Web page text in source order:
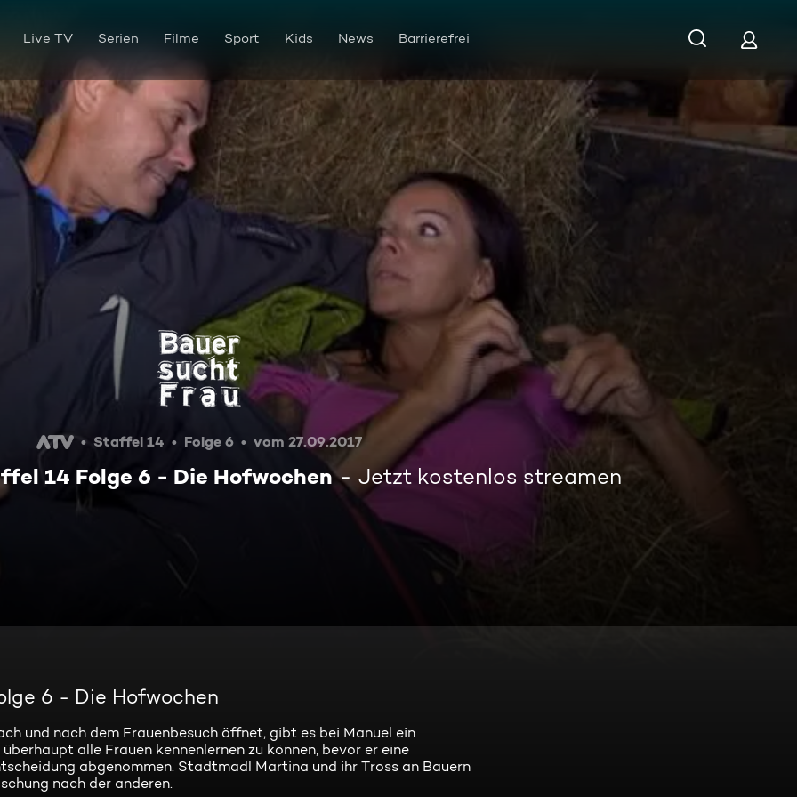
Live TV Serien Filme Sport Kids News Barrierefrei
Bauer sucht Frau Staffel 14 Folge 6 - Die Hofwochen
Staffel 14 Folge 6 vom 27.09.2017
14 Folge 6 - Die Hofwochen Jetzt kostenlos streamen
6 - Die Hofwochen
und nach dem Frauenbesuch öffnet, gibt es bei Manuel ein
alle Frauen kennenlernen zu können, bevor er eine
abgenommen. Stadtmadl Martina und ihr Tross an Bauern
nach der anderen.